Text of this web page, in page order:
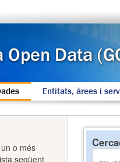
Entitats, àrees i
o més
següent